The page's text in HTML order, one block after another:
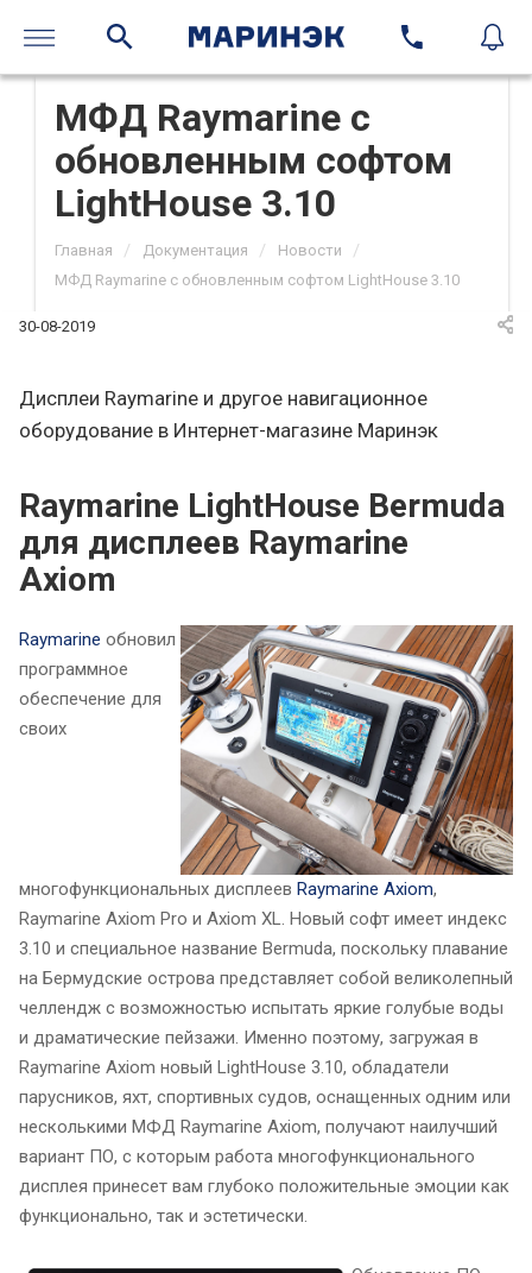
МФД Raymarine с
обновленным софтом
LightHouse 3.10
Главная / Документация / Новости /
МФД Raymarine с обновленным софтом LightHouse 3.10
30-08-2019
Дисплеи Raymarine и другое навигационное
оборудование в Интернет-магазине Маринэк
Raymarine LightHouse Bermuda
для дисплеев Raymarine
Axiom
Raymarine обновил
программное
обеспечение для
своих
многофункциональных дисплеев Raymarine Axiom,
Raymarine Axiom Pro и Axiom XL. Новый софт имеет индекс
3.10 и специальное название Bermuda, поскольку плавание
на Бермудские острова представляет собой великолепный
челлендж с возможностью испытать яркие голубые воды
и драматические пейзажи. Именно поэтому, загружая в
Raymarine Axiom новый LightHouse 3.10, обладатели
парусников, яхт, спортивных судов, оснащенных одним или
несколькими МФД Raymarine Axiom, получают наилучший
вариант ПО, с которым работа многофункционального
дисплея принесет вам глубоко положительные эмоции как
функционально, так и эстетически.